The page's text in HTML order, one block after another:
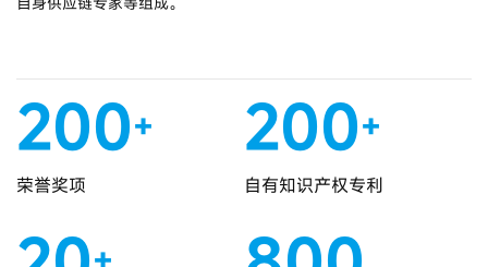
200+
荣誉奖项
200+
自有知识产权专利